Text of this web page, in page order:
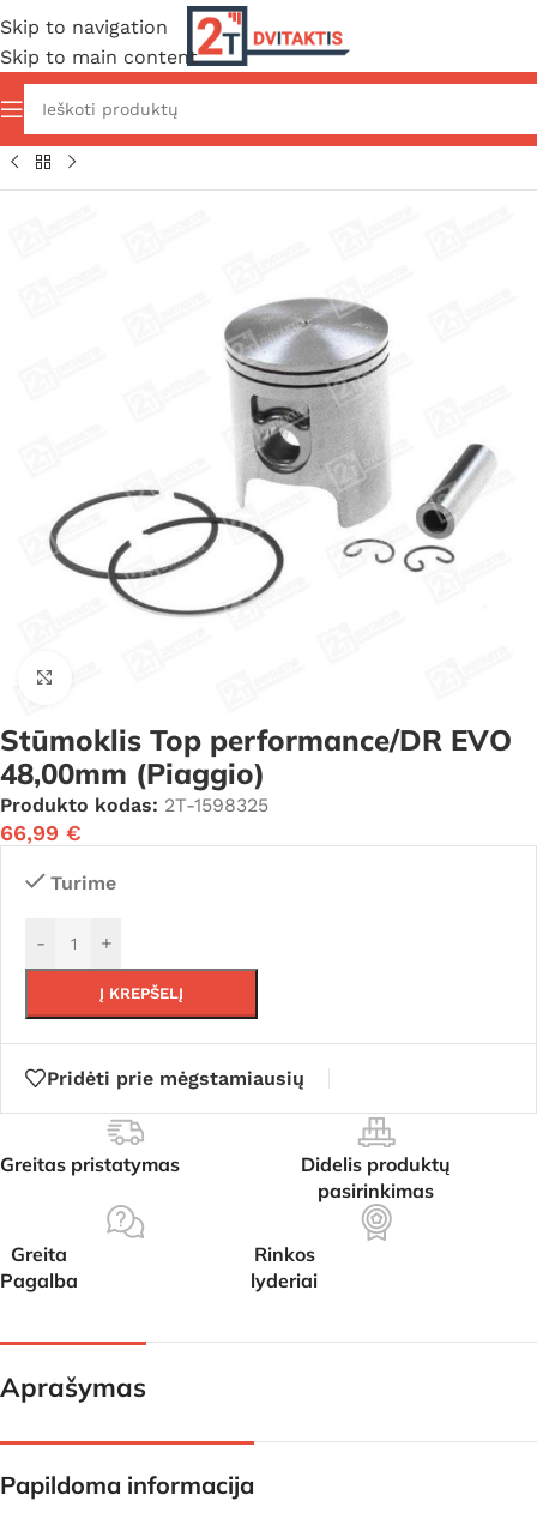
Skip to navigation
Skip to main content
Pradžia/Variklio dalys/Variklio prekės/Stūmokliai
Stūmoklis Top performance/DR EVO
48,00mm (Piaggio)
Produkto kodas: 2T-1598325
66,99 €
Turime
- +
Į KREPŠELĮ
Pridėti prie mėgstamiausių
Greitas pristatymas
Didelis produktų
pasirinkimas
Greita
Pagalba
Rinkos
lyderiai
Aprašymas
Papildoma informacija